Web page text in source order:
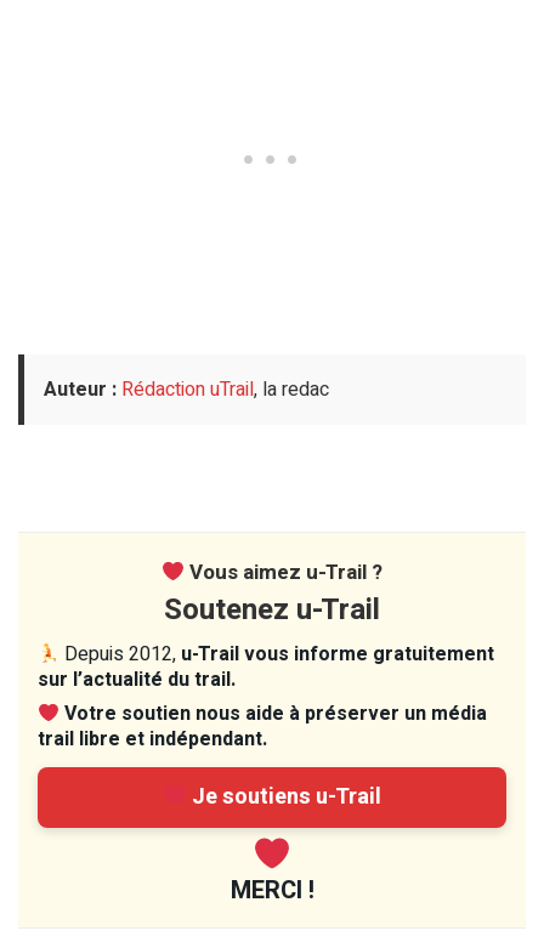
Auteur : Rédaction uTrail, la redac
Vous aimez u-Trail ?
Soutenez u-Trail
Depuis 2012, u-Trail vous informe gratuitement
sur l’actualité du trail.
Votre soutien nous aide à préserver un média
trail libre et indépendant.
Je soutiens u-Trail
MERCI !